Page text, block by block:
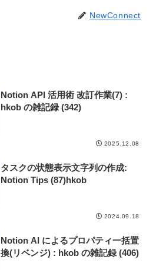
NewConnect
Notion API 活用術 改訂作業(7) :
hkob の雑記録 (342)
2025.12.08
タスクの状態表示文字列の作成:
Notion Tips (87)hkob
2024.09.18
Notion AI によるプロパティ一括置
換(リベンジ) : hkob の雑記録 (406)